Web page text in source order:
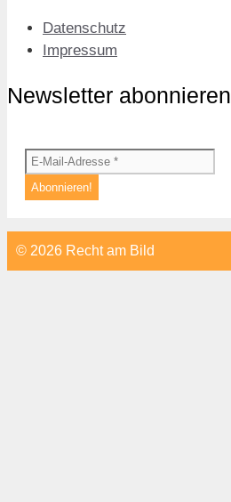
Datenschutz
Impressum
Newsletter abonnieren
© 2026 Recht am Bild